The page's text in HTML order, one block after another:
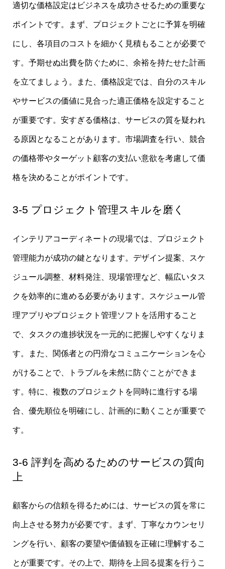
適切な価格設定はビジネスを成功させるための重要な
ポイントです。まず、プロジェクトごとに予算を明確
にし、各項目のコストを細かく見積もることが必要で
す。予期せぬ出費を防ぐために、余裕を持たせた計画
を立てましょう。また、価格設定では、自分のスキル
やサービスの価値に見合った適正価格を設定すること
が重要です。安すぎる価格は、サービスの質を疑われ
る原因となることがあります。市場調査を行い、競合
の価格帯やターゲット顧客の支払い意欲を考慮して価
格を決めることがポイントです。
3-5 プロジェクト管理スキルを磨く
インテリアコーディネートの現場では、プロジェクト
管理能力が成功の鍵となります。デザイン提案、スケ
ジュール調整、材料発注、現場管理など、幅広いタス
クを効率的に進める必要があります。スケジュール管
理アプリやプロジェクト管理ソフトを活用すること
で、タスクの進捗状況を一元的に把握しやすくなりま
す。また、関係者との円滑なコミュニケーションを心
がけることで、トラブルを未然に防ぐことができま
す。特に、複数のプロジェクトを同時に進行する場
合、優先順位を明確にし、計画的に動くことが重要で
す。
3-6 評判を高めるためのサービスの質向
上
顧客からの信頼を得るためには、サービスの質を常に
向上させる努力が必要です。まず、丁寧なカウンセリ
ングを行い、顧客の要望や価値観を正確に理解するこ
とが重要です。その上で、期待を上回る提案を行うこ